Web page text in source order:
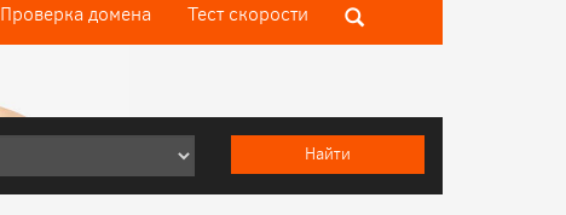
Проверка домена Тест скороcти